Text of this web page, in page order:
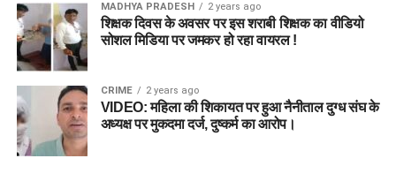
MADHYA PRADESH 2 years ago
शिक्षक दिवस के अवसर पर इस शराबी शिक्षक का वीडियो
सोशल मिडिया पर जमकर हो रहा वायरल !
CRIME 2 years ago
VIDEO: महिला की शिकायत पर हुआ नैनीताल दुग्ध संघ के
अध्यक्ष पर मुकदमा दर्ज, दुष्कर्म का आरोप।